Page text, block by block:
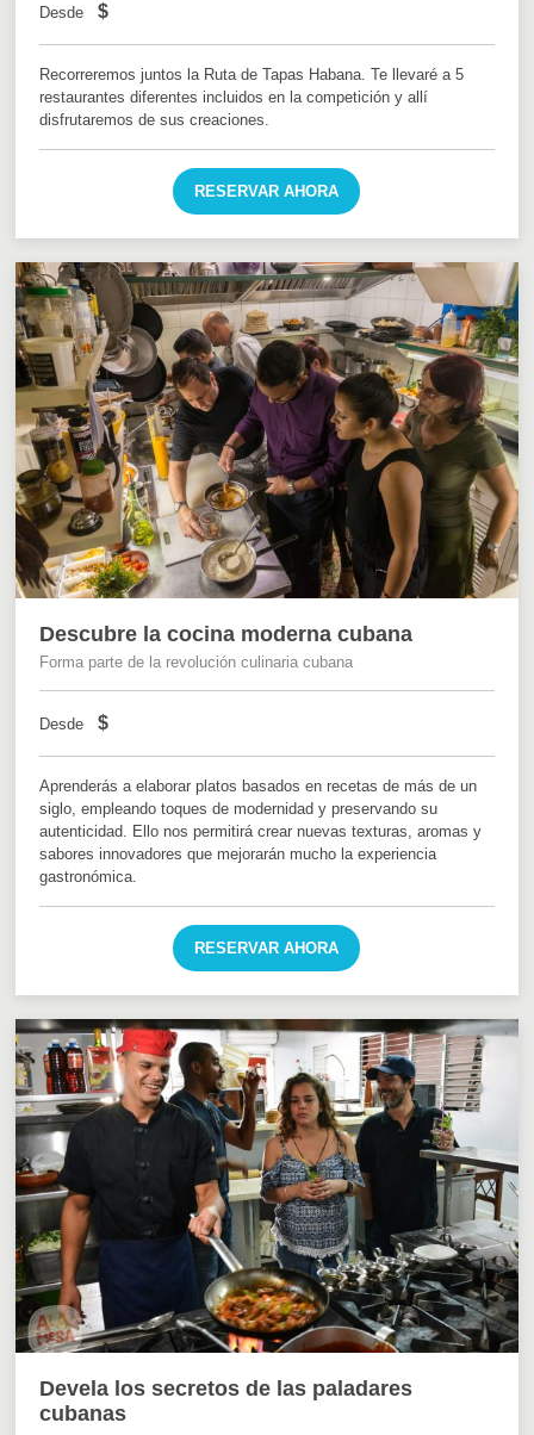
Desde $
Recorreremos juntos la Ruta de Tapas Habana. Te llevaré a 5
restaurantes diferentes incluidos en la competición y allí
disfrutaremos de sus creaciones.
RESERVAR AHORA
Descubre la cocina moderna cubana
Forma parte de la revolución culinaria cubana
Desde $
Aprenderás a elaborar platos basados en recetas de más de un
siglo, empleando toques de modernidad y preservando su
autenticidad. Ello nos permitirá crear nuevas texturas, aromas y
sabores innovadores que mejorarán mucho la experiencia
gastronómica.
RESERVAR AHORA
Devela los secretos de las paladares
cubanas